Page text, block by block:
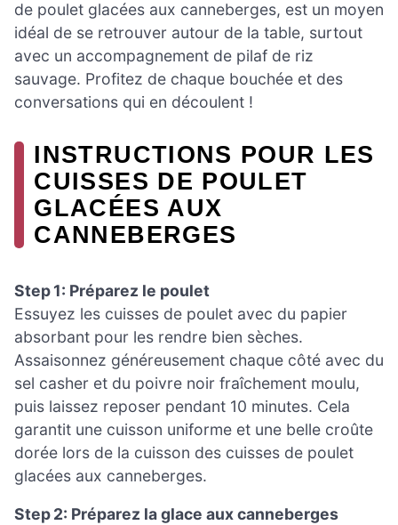
de poulet glacées aux canneberges, est un moyen
idéal de se retrouver autour de la table, surtout
avec un accompagnement de pilaf de riz
sauvage. Profitez de chaque bouchée et des
conversations qui en découlent !
INSTRUCTIONS POUR LES
CUISSES DE POULET
GLACÉES AUX
CANNEBERGES
Step 1: Préparez le poulet
Essuyez les cuisses de poulet avec du papier
absorbant pour les rendre bien sèches.
Assaisonnez généreusement chaque côté avec du
sel casher et du poivre noir fraîchement moulu,
puis laissez reposer pendant 10 minutes. Cela
garantit une cuisson uniforme et une belle croûte
dorée lors de la cuisson des cuisses de poulet
glacées aux canneberges.
Step 2: Préparez la glace aux canneberges